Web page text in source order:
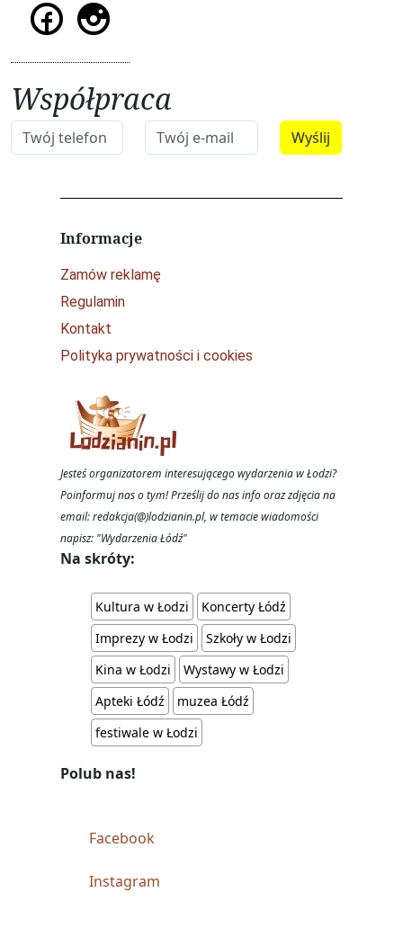
Współpraca
Informacje
Zamów reklamę
Regulamin
Kontakt
Polityka prywatności i cookies
Jesteś organizatorem interesującego wydarzenia w Łodzi?
Poinformuj nas o tym! Prześlij do nas info oraz zdjęcia na
email: redakcja(@)lodzianin.pl, w temacie wiadomości
napisz: "Wydarzenia Łódź"
Na skróty:
Kultura w Łodzi
Koncerty Łódź
Imprezy w Łodzi
Szkoły w Łodzi
Kina w Łodzi
Wystawy w Łodzi
Apteki Łódź
muzea Łódź
festiwale w Łodzi
Polub nas!
Facebook
Instagram